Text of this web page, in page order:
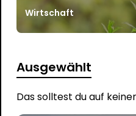
Wirtschaft
Ausgewählt
Das solltest du auf